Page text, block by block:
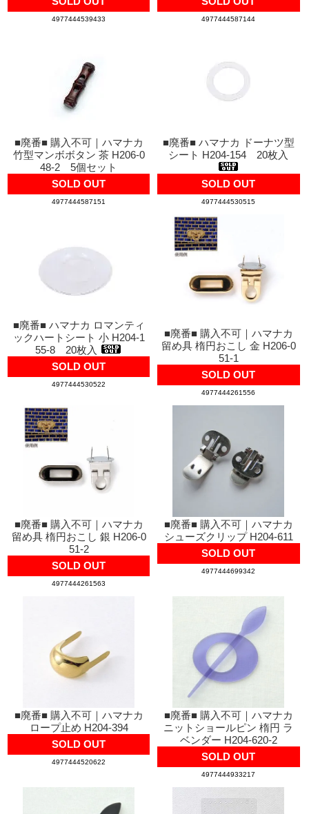
4977444539433 4977444587144
■廃番■ 購入不可｜ハマナカ
竹型マンボボタン 茶 H206-0
48-2 5個セット
SOLD OUT
4977444587151
■廃番■ ハマナカ ドーナツ型
シート H204-154 20枚入
SOLD OUT
4977444530515
■廃番■ ハマナカ ロマンティ
ックハートシート 小 H204-1
55-8 20枚入
SOLD OUT
4977444530522
■廃番■ 購入不可｜ハマナカ
留め具 楕円おこし 金 H206-0
51-1
SOLD OUT
4977444261556
■廃番■ 購入不可｜ハマナカ
留め具 楕円おこし 銀 H206-0
51-2
SOLD OUT
4977444261563
■廃番■ 購入不可｜ハマナカ
シューズクリップ H204-611
SOLD OUT
4977444699342
■廃番■ 購入不可｜ハマナカ
ロープ止め H204-394
SOLD OUT
4977444520622
■廃番■ 購入不可｜ハマナカ
ニットショールピン 楕円 ラ
ベンダー H204-620-2
SOLD OUT
4977444933217